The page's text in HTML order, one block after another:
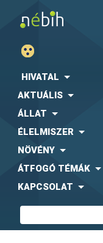
HIVATAL
AKTUÁLIS
ÁLLAT
ÉLELMISZER
NÖVÉNY
ÁTFOGÓ TÉMÁK
KAPCSOLAT